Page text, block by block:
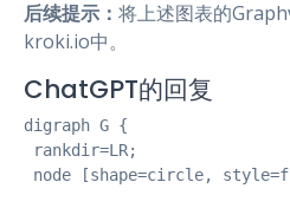
后续提示： 将上述图表的
kroki.io中。
ChatGPT的回复
digraph G {
rankdir=LR;
node [shape=circle,